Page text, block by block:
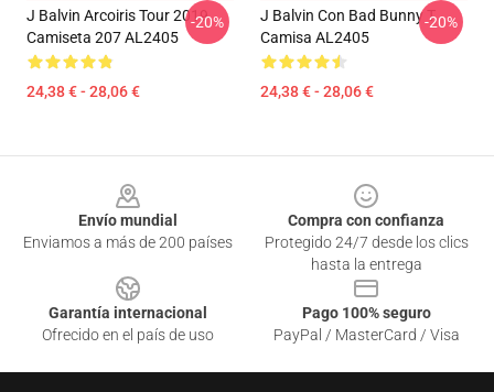
J Balvin Arcoiris Tour 2019
Camiseta 207 AL2405
24,38 € - 28,06 €
-20%
J Balvin Con Bad Bunny T
Camisa AL2405
24,38 € - 28,06 €
-20%
Envío mundial
Enviamos a más de 200 países
Compra con confianza
Protegido 24/7 desde los clics
hasta la entrega
Garantía internacional
Ofrecido en el país de uso
Pago 100% seguro
PayPal / MasterCard / Visa